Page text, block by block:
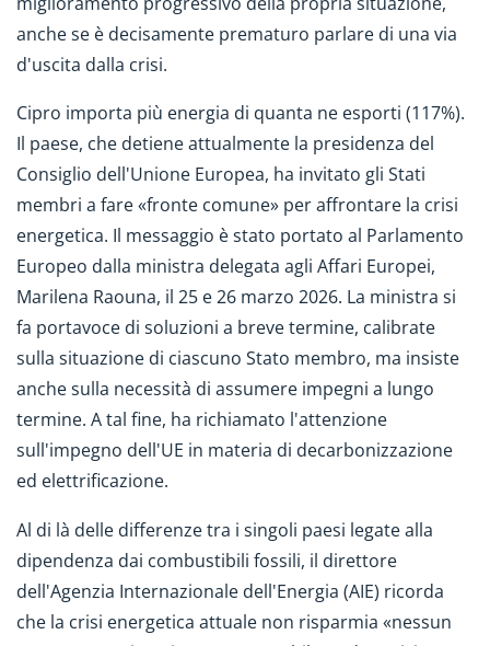
anche se è decisamente prematuro parlare di una via
d'uscita dalla crisi.
Cipro importa più energia di quanta ne esporti (117%).
Il paese, che detiene attualmente la presidenza del
Consiglio dell'Unione Europea, ha invitato gli Stati
membri a fare «fronte comune» per affrontare la crisi
energetica. Il messaggio è stato portato al Parlamento
Europeo dalla ministra delegata agli Affari Europei,
Marilena Raouna, il 25 e 26 marzo 2026. La ministra si
fa portavoce di soluzioni a breve termine, calibrate
sulla situazione di ciascuno Stato membro, ma insiste
anche sulla necessità di assumere impegni a lungo
termine. A tal fine, ha richiamato l'attenzione
sull'impegno dell'UE in materia di decarbonizzazione
ed elettrificazione.
Al di là delle differenze tra i singoli paesi legate alla
dipendenza dai combustibili fossili, il direttore
dell'Agenzia Internazionale dell'Energia (AIE) ricorda
che la crisi energetica attuale non risparmia «nessun